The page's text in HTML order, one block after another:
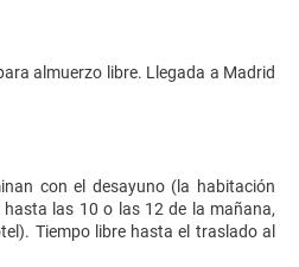
almuerzo libre. Llegada a Madrid
con el desayuno (la habitación
las 10 o las 12 de la mañana,
Tiempo libre hasta el traslado al